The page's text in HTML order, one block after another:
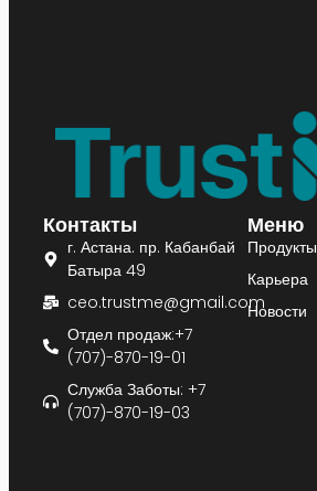
Меню
Продукты
Карьера
Новости
Контакты
г. Астана. пр. Кабанбай
Батыра 49
ceo.trustme@gmail.com
Отдел продаж:+7
(707)-870-19-01
Служба Заботы: +7
(707)-870-19-03